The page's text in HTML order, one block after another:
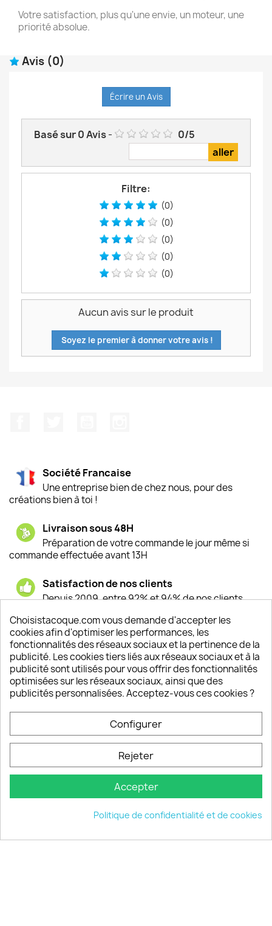
Votre satisfaction, plus qu'une envie, un moteur, une
priorité absolue.
Avis (0)
Écrire un Avis
Basé sur0Avis- 0/5
Filtre:
(0)
(0)
(0)
(0)
(0)
Aucun avis sur le produit
Soyez le premier à donner votre avis !
Société Francaise
Une entreprise bien de chez nous, pour des
créations bien à toi !
Livraison sous 48H
Préparation de votre commande le jour même si
commande effectuée avant 13H
Satisfaction de nos clients
Depuis 2009, entre 92% et 94% de nos clients
Un SAV à votre écoute
Notre SAV est disponible 6/7J de 10h à 18H
INFORMATIONS 
VOTRE COMPTE 
INFORMATIONS keyboard_arrow_down
© 2026 - choisistacoque.com
Choisistacoque.com vous demande d'accepter les
cookies afin d'optimiser les performances, les
fonctionnalités des réseaux sociaux et la pertinence de la
publicité. Les cookies tiers liés aux réseaux sociaux et à la
publicité sont utilisés pour vous offrir des fonctionnalités
optimisées sur les réseaux sociaux, ainsi que des
publicités personnalisées. Acceptez-vous ces cookies ?
Configurer
Rejeter
Accepter
Politique de confidentialité et de cookies